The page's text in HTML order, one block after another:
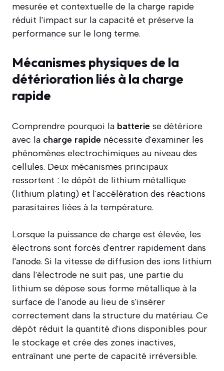
mesurée et contextuelle de la charge rapide
réduit l'impact sur la capacité et préserve la
performance sur le long terme.
Mécanismes physiques de la
détérioration liés à la charge
rapide
Comprendre pourquoi la batterie se détériore
avec la charge rapide nécessite d'examiner les
phénomènes electrochimiques au niveau des
cellules. Deux mécanismes principaux
ressortent : le dépôt de lithium métallique
(lithium plating) et l'accélération des réactions
parasitaires liées à la température.
Lorsque la puissance de charge est élevée, les
électrons sont forcés d'entrer rapidement dans
l'anode. Si la vitesse de diffusion des ions lithium
dans l'électrode ne suit pas, une partie du
lithium se dépose sous forme métallique à la
surface de l'anode au lieu de s'insérer
correctement dans la structure du matériau. Ce
dépôt réduit la quantité d'ions disponibles pour
le stockage et crée des zones inactives,
entraînant une perte de capacité irréversible.